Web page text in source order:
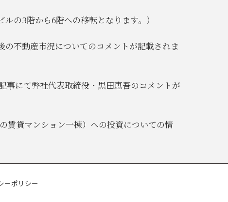
の3階から6階への移転となります。）
不動産市況についてのコメントが記載されま
事にて弊社代表取締役・黒田恵吾のコメントが
賃貸マンション一棟）への投資についての情
ーポリシー